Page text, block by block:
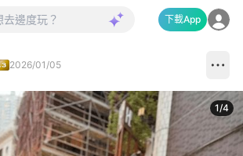
下載App
2026/01/05
1/4